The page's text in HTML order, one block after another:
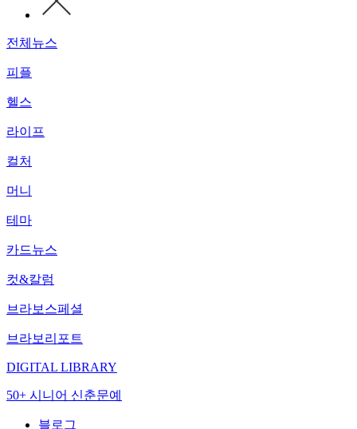
전체뉴스
피플
헬스
라이프
컬처
머니
테마
카드뉴스
컷&칼럼
브라보스페셜
브라보리포트
DIGITAL LIBRARY
50+ 시니어 신춘문예
블로그